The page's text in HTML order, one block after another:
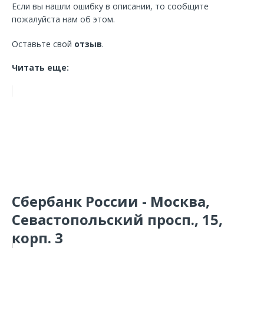
Если вы нашли ошибку в описании, то сообщите
пожалуйста нам об этом.
Оставьте свой отзыв.
Читать еще:
Сбербанк России - Москва,
Севастопольский просп., 15,
корп. 3